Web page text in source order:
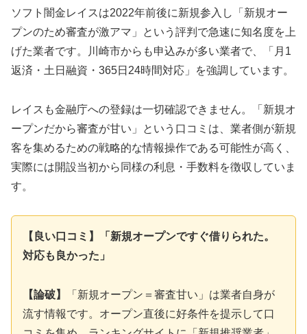
ソフト闇金レイスは2022年前後に新規参入し「新規オー
プンのため審査が激アマ」という評判で急速に知名度を上
げた業者です。川崎市からも申込みが多い業者で、「月1
返済・土日融資・365日24時間対応」を強調しています。
レイスも金融庁への登録は一切確認できません。「新規オ
ープンだから審査が甘い」という口コミは、業者側が新規
客を集めるための戦略的な情報操作である可能性が高く、
実際には開設当初から同様の利息・手数料を徴収していま
す。
【良い口コミ】「新規オープンですぐ借りられた。
対応も良かった」
【論破】
「新規オープン＝審査甘い」は業者自身が
流す情報です。オープン直後に好条件を提示して口